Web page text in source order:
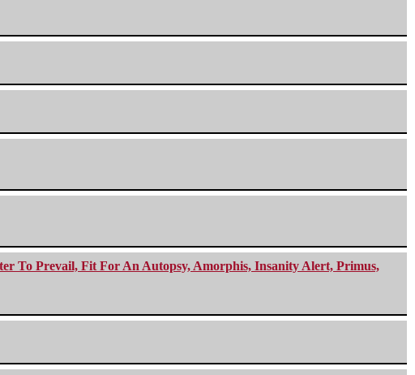
To Prevail, Fit For An Autopsy, Amorphis, Insanity Alert, Primus,